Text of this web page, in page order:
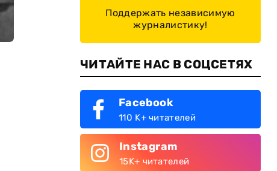
Поддержать независимую
журналистику!
ЧИТАЙТЕ НАС В СОЦСЕТЯХ
Facebook
110 K+ читателей
Instagram
15K+ читателей